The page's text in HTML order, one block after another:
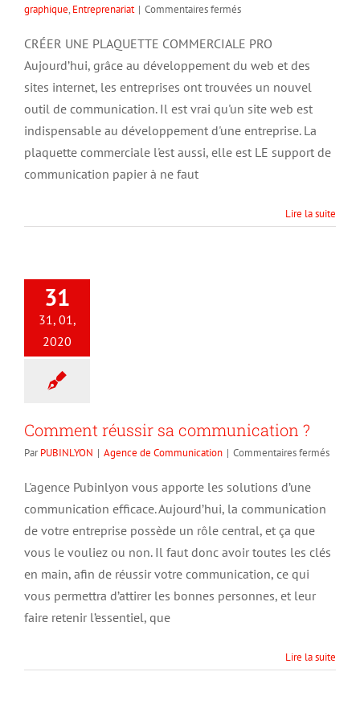
graphique, Entreprenariat | Commentaires ferméssur
une
commerciale
Pro
CRÉER UNE PLAQUETTE COMMERCIALE PRO
Aujourd’hui, grâce au développement du web et des
sites internet, les entreprises ont trouvées un nouvel
outil de communication. Il est vrai qu'un site web est
indispensable au développement d'une entreprise. La
plaquette commerciale l'est aussi, elle est LE support de
communication papier à ne faut
Lire la suite
31
31, 01,
2020
Comment réussir sa communication ?
ParPUBINLYON | Agence de Communication | Commentaires ferméssur
L'agence Pubinlyon vous apporte les solutions d’une
communication efficace. Aujourd’hui, la communication
de votre entreprise possède un rôle central, et ça que
vous le vouliez ou non. Il faut donc avoir toutes les clés
en main, afin de réussir votre communication, ce qui
vous permettra d’attirer les bonnes personnes, et leur
faire retenir l’essentiel, que
Lire la suite